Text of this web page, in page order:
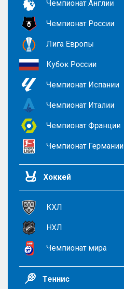
Чемпионат Англии
Чемпионат России
Лига Европы
Кубок России
Чемпионат Испании
Чемпионат Италии
Чемпионат Франции
Чемпионат Германии
Хоккей
КХЛ
НХЛ
Чемпионат мира
Теннис